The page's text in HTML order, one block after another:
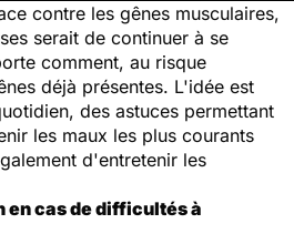
contre les gênes musculaires,
serait de continuer à se
comment, au risque
déjà présentes. L'idée est
des astuces permettant
les maux les plus courants
d'entretenir les
en cas de difficultés à